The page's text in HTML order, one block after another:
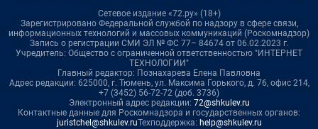
Сетевое издание «72.ру» (18+)
Зарегистрировано Федеральной службой по надзору в сфере связи,
информационных технологий и массовых коммуникаций (Роскомнадзор)
Запись о регистрации СМИ ЭЛ № ФС 77– 84674 от 06.02.2023 г.
Учредитель: Общество с ограниченной ответственностью "ИНТЕРНЕТ
ТЕХНОЛОГИИ"
Главный редактор: Познахарева Елена Павловна
Адрес редакции: 625000, г. Тюмень, ул. Максима Горького, д. 76, офис 214,
+7 (3452) 56-72-72 (доб. 3736)
Электронный адрес редакции: 72@shkulev.ru
Контактные данные для Роскомнадзора и государственных органов:
juristchel@shkulev.ruТехподдержка: help@shkulev.ru